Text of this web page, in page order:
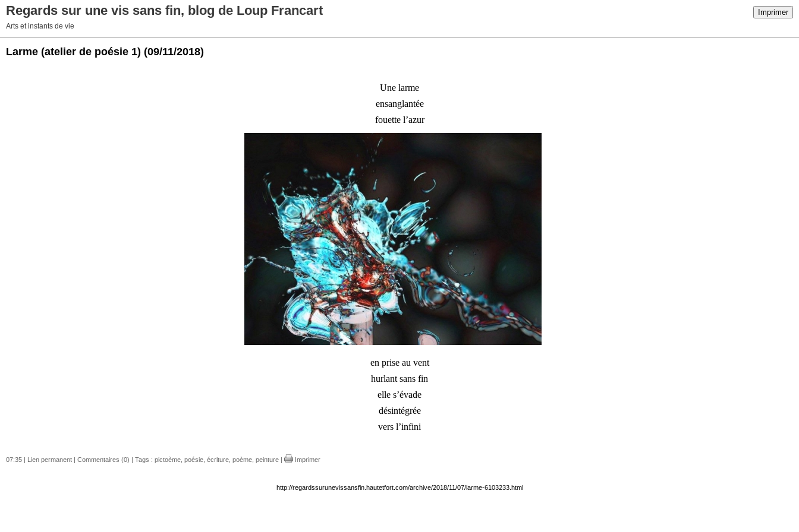
Imprimer
Regards sur une vis sans fin, blog de Loup Francart
Arts et instants de vie
Larme (atelier de poésie 1) (09/11/2018)
Une larme
ensanglantée
fouette l’azur
en prise au vent
hurlant sans fin
elle s’évade
désintégrée
vers l’infini
07:35 | Lien permanent Commentaires (0) | Tags : pictoème poésie écriture poème peinture Imprimer
http://regardssurunevissansfin.hautetfort.com/archive/2018/11/07/larme-6103233.html